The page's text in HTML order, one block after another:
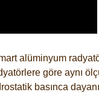
alüminyum
göre aynı
basınca